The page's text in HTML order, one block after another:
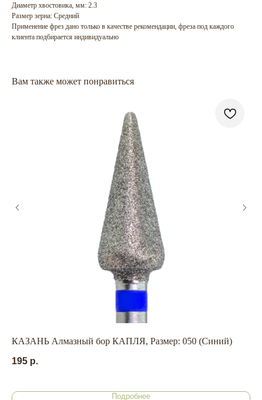
Диаметр хвостовика, мм: 2.3
Размер зерна: Средний
Применение фрез дано только в качестве рекомендации, фреза под каждого
клиента подбирается индивидуально
Вам также может понравиться
КАЗАНЬ Алмазный бор КАПЛЯ, Размер: 050 (Синий)
195 р.
Подробнее
БРЕНДЫ
ОПЛАТА
ДОСТАВКА
КОНТАКТЫ
ECONAIL@BK.RU